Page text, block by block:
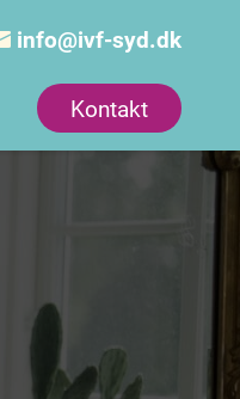
info@ivf-syd.dk
Kontakt